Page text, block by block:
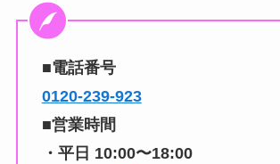
■電話番号
0120-239-923
■営業時間
・平日 10:00〜18:00